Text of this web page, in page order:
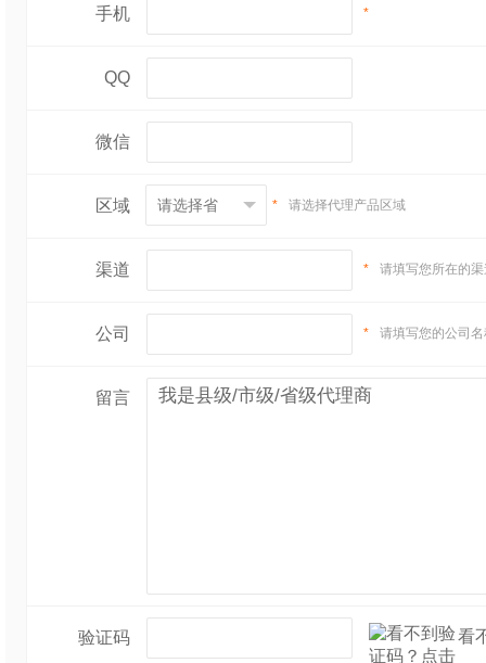
手机 *
QQ
微信
区域 * 请选择代理产品区域
渠道 * 请填写您所在的
公司 * 请填写您的公司
留言
验证码 看